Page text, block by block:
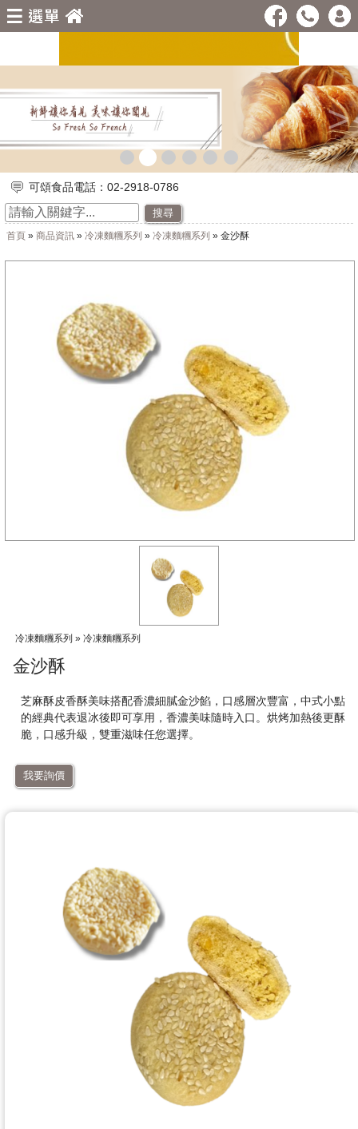
< >
可頌食品電話：02-2918-0786
搜尋
首頁» 商品資訊» 冷凍麵糰系列 » 冷凍麵糰系列 » 金沙酥
冷凍麵糰系列 » 冷凍麵糰系列
金沙酥
芝麻酥皮香酥美味搭配香濃細膩金沙餡，口感層次豐富，中式小點
的經典代表退冰後即可享用，香濃美味隨時入口。烘烤加熱後更酥
脆，口感升級，雙重滋味任您選擇。
我要詢價